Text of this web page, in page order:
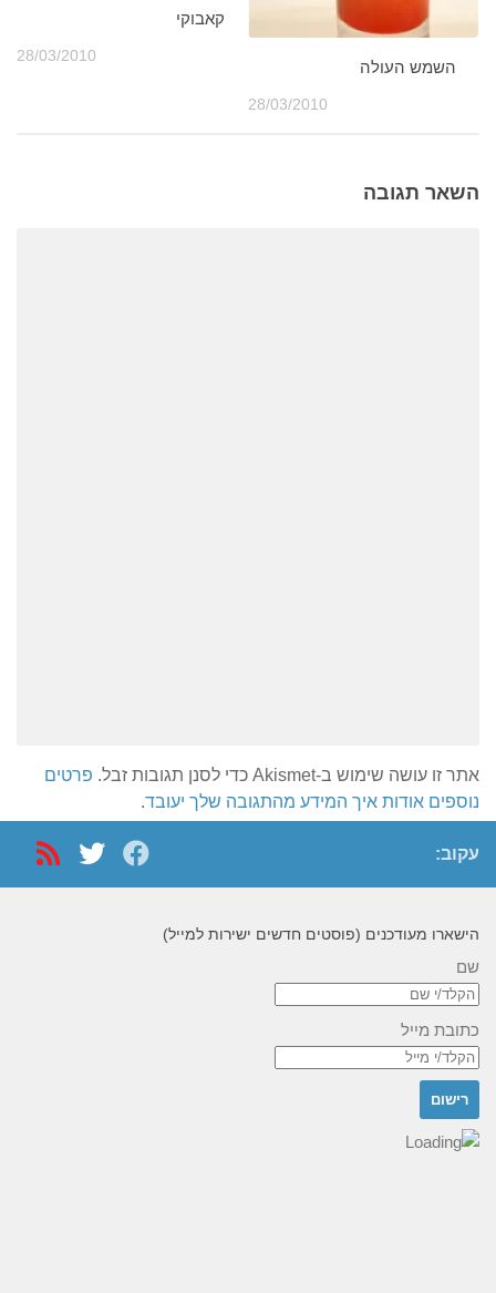
קאבוקי
28/03/2010
השמש העולה
28/03/2010
השאר תגובה
אתר זו עושה שימוש ב-Akismet כדי לסנן תגובות זבל.
פרטים
נוספים אודות איך המידע מהתגובה שלך יעובד.
עקוב:
הישארו מעודכנים (פוסטים חדשים ישירות למייל)
שם
כתובת מייל